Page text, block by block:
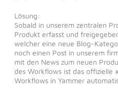
Lösung:
Sobald in unserem zentralen
Produkt erfasst und
welcher eine neue Blog-
noch einen Post in unserem
mit den News zum neuen
des Workflows ist das offizielle
Workflows in Yammer